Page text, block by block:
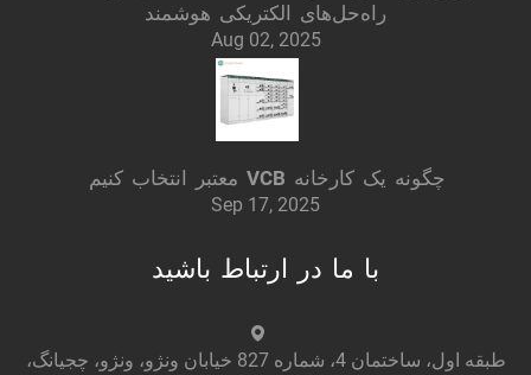
راه‌حل‌های الکتریکی هوشمند
Aug 02, 2025
چگونه یک کارخانه VCB معتبر انتخاب کنیم
Sep 17, 2025
با ما در ارتباط باشید
طبقه اول، ساختمان 4، شماره 827 خیابان ونژو، ونژو، چجیانگ،